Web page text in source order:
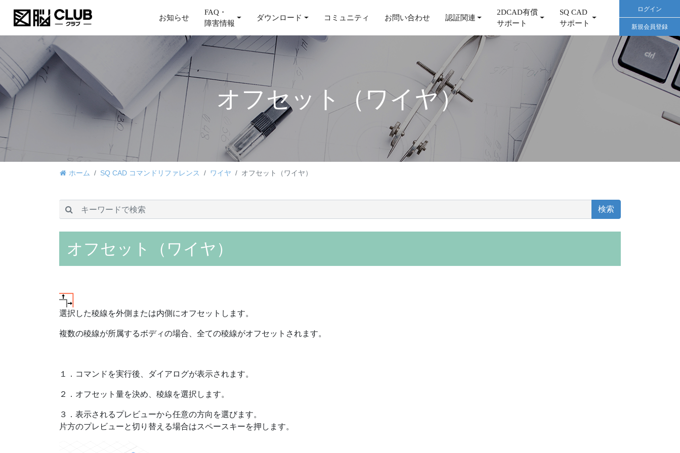
お知らせ
FAQ・
障害情報
ダウンロード コミュニティ お問い合わせ 認証関連
2DCAD有償
サポート
SQ CAD
サポート
ログイン
新規会員登録
オフセット（ワイヤ）
ホーム SQ CAD コマンドリファレンス ワイヤ オフセット（ワイヤ）
検索
オフセット（ワイヤ）
選択した稜線を外側または内側にオフセットします。
複数の稜線が所属するボディの場合、全ての稜線がオフセットされます。
１．コマンドを実行後、ダイアログが表示されます。
２．オフセット量を決め、稜線を選択します。
３．表示されるプレビューから任意の方向を選びます。
片方のプレビューと切り替える場合はスペースキーを押します。